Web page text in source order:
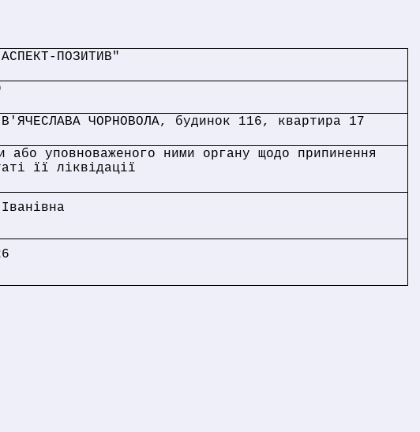
ПОЗИТИВ"
ЧОРНОВОЛА, будинок 116, квартира 17
уповноваженого ними органу щодо припинення
її ліквідації